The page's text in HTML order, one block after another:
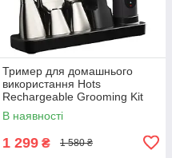
Тример для домашнього
використання Hots
Rechargeable Grooming Kit
5in1 Silver (LK-881-SL)
В наявності
1 299 ₴ 1 580 ₴